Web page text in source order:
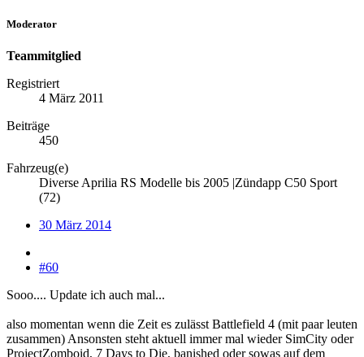
Moderator
Teammitglied
Registriert
4 März 2011
Beiträge
450
Fahrzeug(e)
Diverse Aprilia RS Modelle bis 2005 |Zündapp C50 Sport
(72)
30 März 2014
#60
Sooo.... Update ich auch mal...
also momentan wenn die Zeit es zulässt Battlefield 4 (mit paar leuten
zusammen) Ansonsten steht aktuell immer mal wieder SimCity oder
ProjectZomboid, 7 Days to Die, banished oder sowas auf dem